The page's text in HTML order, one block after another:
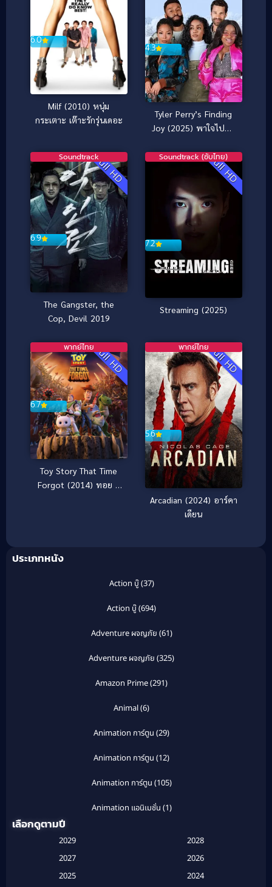
6.0
Milf (2010) หนุ่ม
กระเตาะ เต๊าะรักรุ่นเดอะ
4.3
Tyler Perry’s Finding
Joy (2025) พาใจไปหา
Full HD
6.9
Soundtrack
The Gangster, the
Cop, Devil 2019
Full HD
7.2
Soundtrack (ซับไทย)
Streaming (2025)
Full HD
6.7
พากย์ไทย
Toy Story That Time
Forgot (2014) ทอย ส
Full HD
5.6
พากย์ไทย
Arcadian (2024) อาร์คา
เดียน
ประเภทหนัง
Action บู๊(37)
Action บู๊(694)
Adventure ผจญภัย (61)
Adventure ผจญภัย (325)
Amazon Prime(291)
Animal(6)
Animation การ์ตูน (29)
Animation การ์ตูน (12)
Animation การ์ตูน (105)
Animation แอนิเมชั่น (1)
เลือกดูตามปี
2029
2028
2027
2026
2025
2024